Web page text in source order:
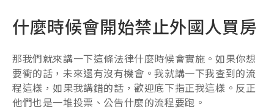
什麼時候會開始禁止外國人買房
那我們就來講一下這條法律什麼時候會實施。如果你想
要衝的話，未來還有沒有機會。我就講一下我查到的流
程這樣，如果我講錯的話，歡迎底下指正我這樣。反正
他們也是一堆投票、公告什麼的流程要跑。